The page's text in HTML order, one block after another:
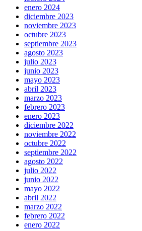
enero 2024
diciembre 2023
noviembre 2023
octubre 2023
septiembre 2023
agosto 2023
julio 2023
junio 2023
mayo 2023
abril 2023
marzo 2023
febrero 2023
enero 2023
diciembre 2022
noviembre 2022
octubre 2022
septiembre 2022
agosto 2022
julio 2022
junio 2022
mayo 2022
abril 2022
marzo 2022
febrero 2022
enero 2022